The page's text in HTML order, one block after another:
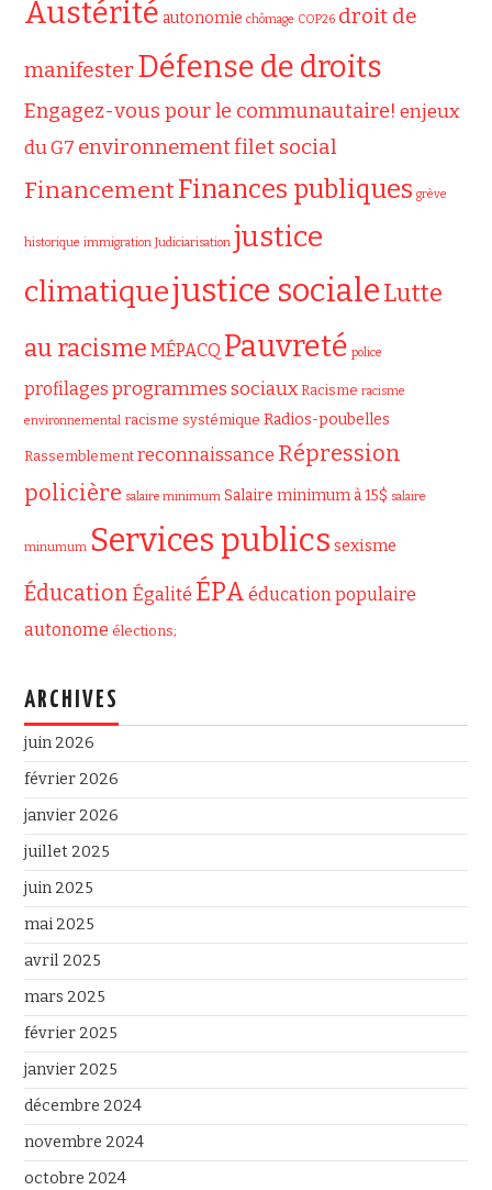
Austérité autonomie chômage COP26 droit de
manifester Défense de droits
Engagez-vous pour le communautaire! enjeux
du G7 environnementfilet social
FinancementFinances publiques grève
historique immigration Judiciarisation justice
climatiquejustice socialeLutte
au racisme MÉPACQ Pauvreté police
profilages programmes sociaux Racisme racisme
environnemental racisme systémique Radios-poubelles
Rassemblement reconnaissance Répression
policière salaire minimum Salaire minimum à 15$ salaire
minumum Services publics sexisme
Éducation Égalité ÉPA éducation populaire
autonome élections;
ARCHIVES
juin 2026
février 2026
janvier 2026
juillet 2025
juin 2025
mai 2025
avril 2025
mars 2025
février 2025
janvier 2025
décembre 2024
novembre 2024
octobre 2024